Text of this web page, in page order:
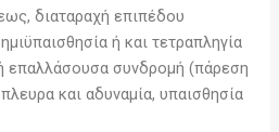
διαταραχή επιπέδου
ή και τετραπληγία
επαλλάσουσα συνδρομή (πάρεση
και αδυναμία, υπαισθησία